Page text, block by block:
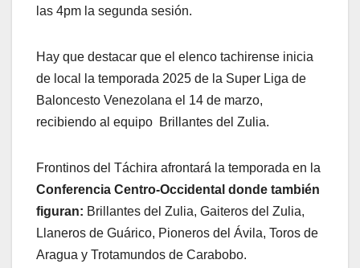
las 4pm la segunda sesión.
Hay que destacar que el elenco tachirense inicia
de local la temporada 2025 de la Super Liga de
Baloncesto Venezolana el 14 de marzo,
recibiendo al equipo Brillantes del Zulia.
Frontinos del Táchira afrontará la temporada en la
Conferencia Centro-Occidental donde también
figuran: Brillantes del Zulia, Gaiteros del Zulia,
Llaneros de Guárico, Pioneros del Ávila, Toros de
Aragua y Trotamundos de Carabobo.